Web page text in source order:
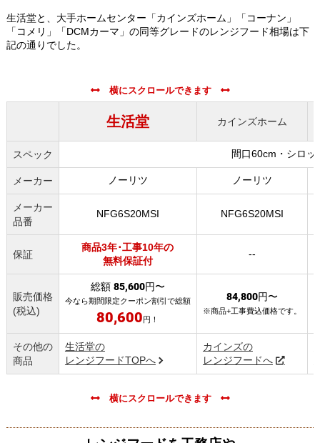
生活堂と、大手ホームセンター「カインズホーム」「コーナン」
「コメリ」「DCMカーマ」の同等グレードのレンジフード相場は下
記の通りでした。
生活堂 カインズホーム
スペック 間口60cm・シロ
メーカー ノーリツ ノーリツ
メーカー
品番
NFG6S20MSI NFG6S20MSI
保証
商品3年･工事10年の
無料保証付
--
販売価格
(税込)
総額 85,600円〜
今なら期間限定クーポン割引で総額
80,600 円！
84,800円〜
※商品+工事費込価格です。
その他の
商品
生活堂の
レンジフードTOPへ
カインズの
レンジフードへ